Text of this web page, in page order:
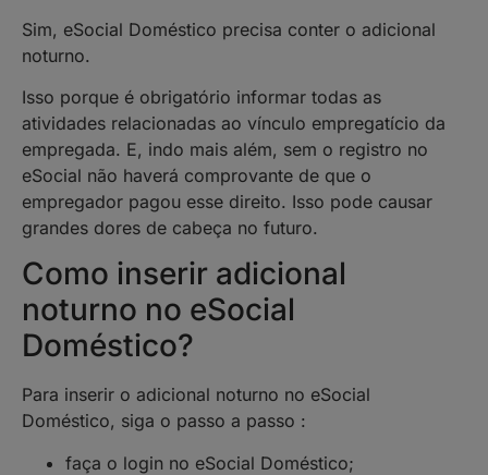
Sim, eSocial Doméstico precisa conter o adicional
noturno.
Isso porque é obrigatório informar todas as
atividades relacionadas ao vínculo empregatício da
empregada. E, indo mais além, sem o registro no
eSocial não haverá comprovante de que o
empregador pagou esse direito. Isso pode causar
grandes dores de cabeça no futuro.
Como inserir adicional
noturno no eSocial
Doméstico?
Para inserir o adicional noturno no eSocial
Doméstico, siga o passo a passo :
faça o login no eSocial Doméstico;